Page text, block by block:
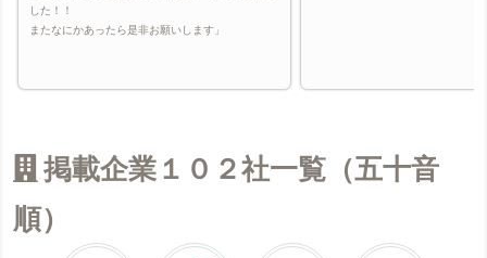
した！！
またなにかあったら是非お願いします」
掲載企業１０２社一覧（五十音
順）